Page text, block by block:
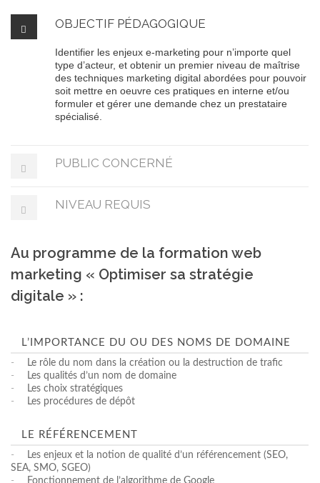
OBJECTIF PÉDAGOGIQUE
Identifier les enjeux e-marketing pour n’importe quel
type d’acteur, et obtenir un premier niveau de maîtrise
des techniques marketing digital abordées pour pouvoir
soit mettre en oeuvre ces pratiques en interne et/ou
formuler et gérer une demande chez un prestataire
spécialisé.
PUBLIC CONCERNÉ
NIVEAU REQUIS
Au programme de la formation web
marketing « Optimiser sa stratégie
digitale » :
L’IMPORTANCE DU OU DES NOMS DE DOMAINE
-
Le rôle du nom dans la création ou la destruction de trafic
-
Les qualités d’un nom de domaine
-
Les choix stratégiques
-
Les procédures de dépôt
LE RÉFÉRENCEMENT
-
Les enjeux et la notion de qualité d’un référencement (SEO,
SEA, SMO, SGEO)
-
Fonctionnement de l’algorithme de Google